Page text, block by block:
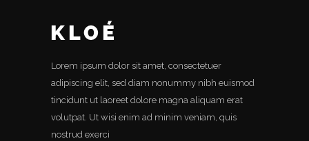
Lorem ipsum dolor sit amet, consectetuer
adipiscing elit, sed diam nonummy nibh euismod
tincidunt ut laoreet dolore magna aliquam erat
volutpat. Ut wisi enim ad minim veniam, quis
nostrud exerci